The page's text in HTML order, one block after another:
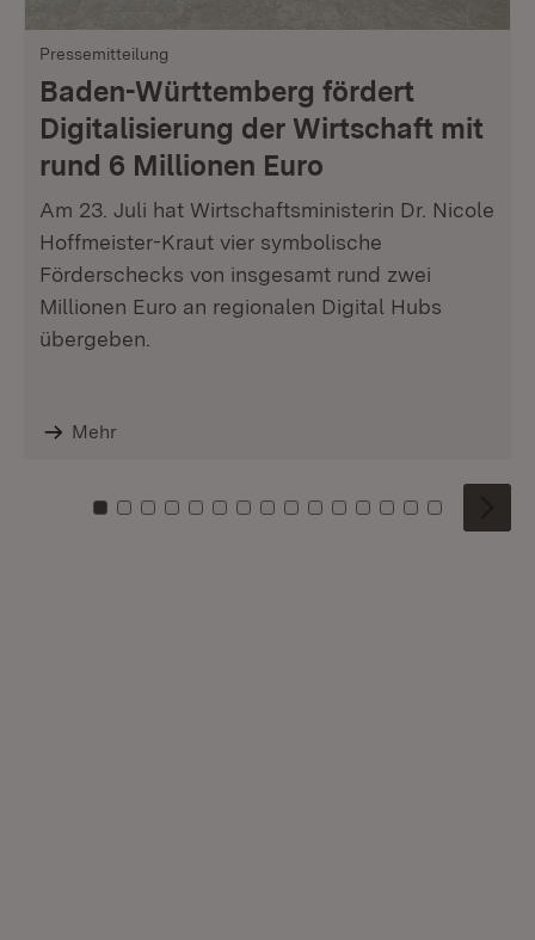
Pressemitteilung
Baden-Württemberg fördert
Digitalisierung der Wirtschaft mit
rund 6 Millionen Euro
Am 23. Juli hat Wirtschaftsministerin Dr. Nicole
Hoffmeister-Kraut vier symbolische
Förderschecks von insgesamt rund zwei
Millionen Euro an regionalen Digital Hubs
übergeben.
Mehr
Zu Kachel: 0
Zu Kachel: 1
Zu Kachel: 2
Zu Kachel: 3
Zu Kachel: 4
Zu Kachel: 5
Zu Kachel: 6
Zu Kachel: 7
Zu Kachel: 8
Zu Kachel: 9
Zu Kachel: 10
Zu Kachel: 11
Zu Kachel: 12
Zu Kachel:
Zu